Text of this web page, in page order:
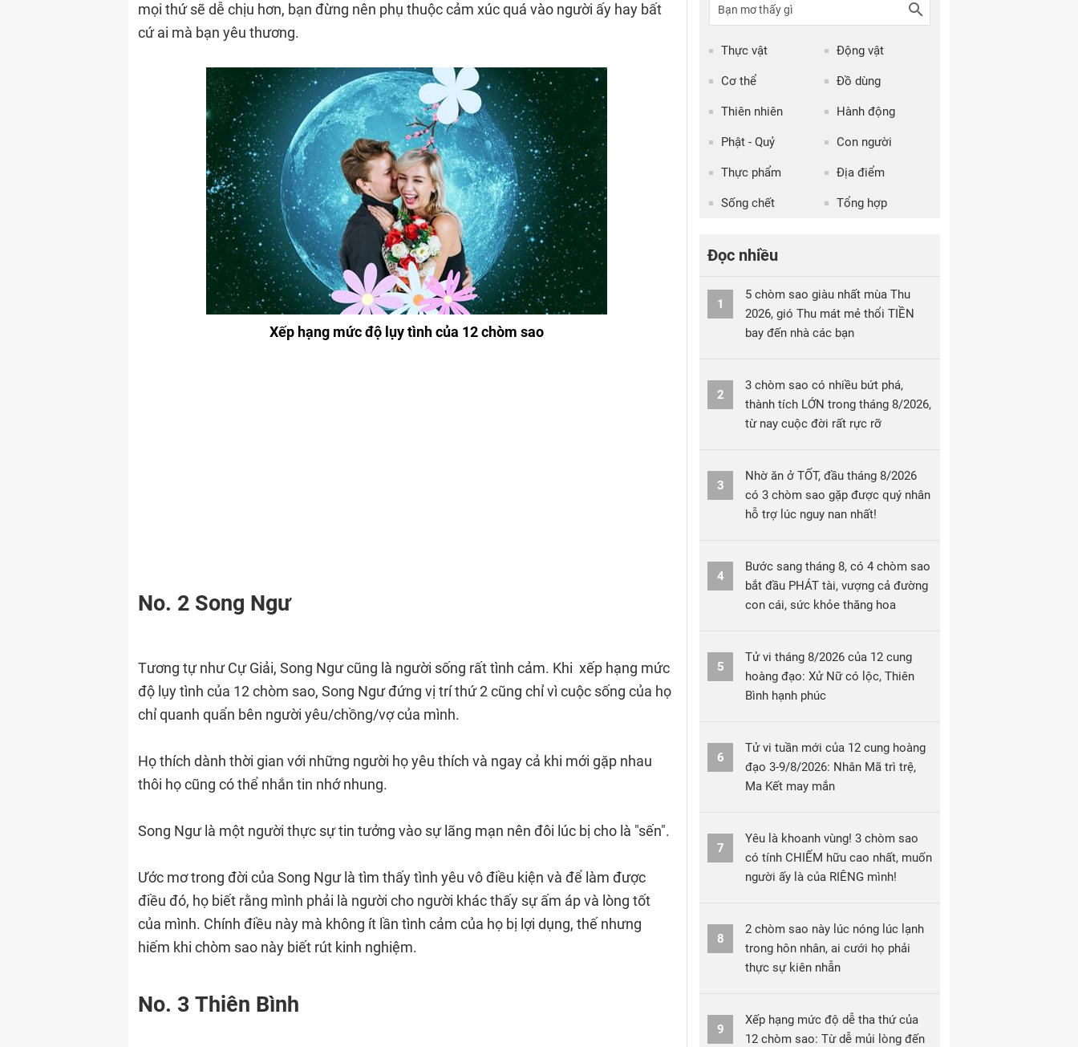
mọi thứ sẽ dễ chịu hơn, bạn đừng nên phụ thuộc cảm xúc quá vào người ấy hay bất
cứ ai mà bạn yêu thương.
Xếp hạng mức độ lụy tình của 12 chòm sao
No. 2 Song Ngư
Tương tự như Cự Giải, Song Ngư cũng là người sống rất tình cảm. Khi xếp hạng mức
độ lụy tình của 12 chòm sao, Song Ngư đứng vị trí thứ 2 cũng chỉ vì cuộc sống của họ
chỉ quanh quẩn bên người yêu/chồng/vợ của mình.
Họ thích dành thời gian với những người họ yêu thích và ngay cả khi mới gặp nhau
thôi họ cũng có thể nhắn tin nhớ nhung.
Song Ngư là một người thực sự tin tưởng vào sự lãng mạn nên đôi lúc bị cho là "sến".
Ước mơ trong đời của Song Ngư là tìm thấy tình yêu vô điều kiện và để làm được
điều đó, họ biết rằng mình phải là người cho người khác thấy sự ấm áp và lòng tốt
của mình. Chính điều này mà không ít lần tình cảm của họ bị lợi dụng, thế nhưng
hiếm khi chòm sao này biết rút kinh nghiệm.
No. 3 Thiên Bình
Thực vật Động vật
Cơ thể Đồ dùng
Thiên nhiên Hành động
Phật - Quỷ Con người
Thực phẩm Địa điểm
Sống chết Tổng hợp
Đọc nhiều
1
5 chòm sao giàu nhất mùa Thu
2026, gió Thu mát mẻ thổi TIỀN
bay đến nhà các bạn
2
3 chòm sao có nhiều bứt phá,
thành tích LỚN trong tháng 8/2026,
từ nay cuộc đời rất rực rỡ
3
Nhờ ăn ở TỐT, đầu tháng 8/2026
có 3 chòm sao gặp được quý nhân
hỗ trợ lúc nguy nan nhất!
4
Bước sang tháng 8, có 4 chòm sao
bắt đầu PHÁT tài, vượng cả đường
con cái, sức khỏe thăng hoa
5
Tử vi tháng 8/2026 của 12 cung
hoàng đạo: Xử Nữ có lộc, Thiên
Bình hạnh phúc
6
Tử vi tuần mới của 12 cung hoàng
đạo 3-9/8/2026: Nhân Mã trì trệ,
Ma Kết may mắn
7
Yêu là khoanh vùng! 3 chòm sao
có tính CHIẾM hữu cao nhất, muốn
người ấy là của RIÊNG mình!
8
2 chòm sao này lúc nóng lúc lạnh
trong hôn nhân, ai cưới họ phải
thực sự kiên nhẫn
9
Xếp hạng mức độ dễ tha thứ của
12 chòm sao: Từ dễ mủi lòng đến